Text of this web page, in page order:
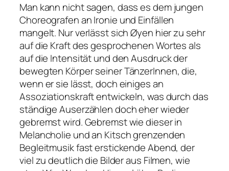
Man kann nicht sagen, dass es dem jungen
Choreografen an Ironie und Einfällen
mangelt. Nur verlässt sich Øyen hier zu sehr
auf die Kraft des gesprochenen Wortes als
auf die Intensität und den Ausdruck der
bewegten Körper seiner TänzerInnen, die,
wenn er sie lässt, doch einiges an
Assoziationskraft entwickeln, was durch das
ständige Auserzählen doch eher wieder
gebremst wird. Gebremst wie dieser in
Melancholie und an Kitsch grenzenden
Begleitmusik fast erstickende Abend, der
viel zu deutlich die Bilder aus Filmen, wie